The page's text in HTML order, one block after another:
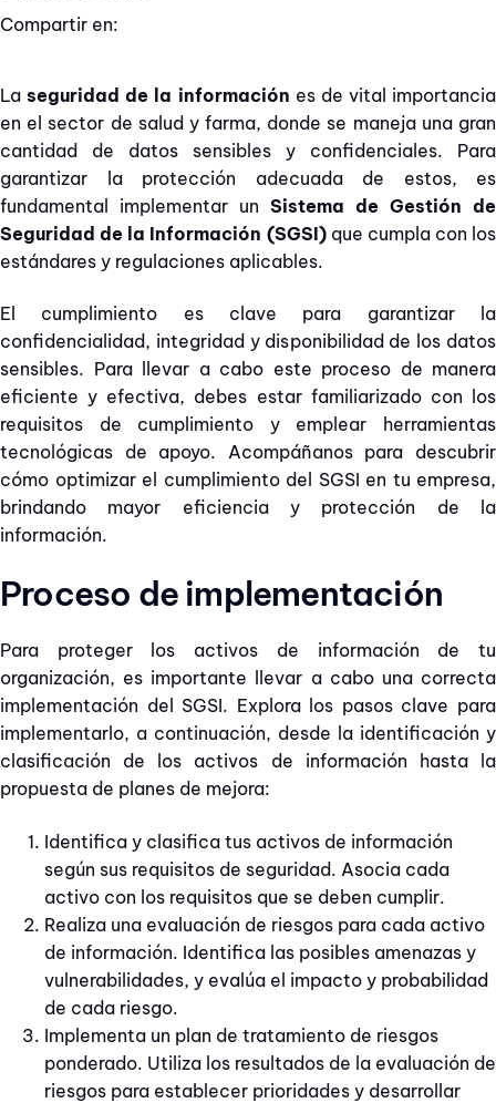
Compartir en:
Laseguridad de la información es de vital importancia
en el sector de salud y farma, donde se maneja una gran
cantidad de datos sensibles y confidenciales. Para
garantizar la protección adecuada de estos, es
fundamental implementar un Sistema de Gestión de
Seguridad de la Información (SGSI)que cumpla con los
estándares y regulaciones aplicables.
El cumplimiento es clave para garantizar la
confidencialidad, integridad y disponibilidad de los datos
sensibles. Para llevar a cabo este proceso de manera
eficiente y efectiva, debes estar familiarizado con los
requisitos de cumplimiento y emplear herramientas
tecnológicas de apoyo. Acompáñanos para descubrir
cómo optimizar el cumplimiento del SGSI en tu empresa,
brindando mayor eficiencia y protección de la
información.
Proceso de implementación
Para proteger los activos de información de tu
organización, es importante llevar a cabo una correcta
implementación del SGSI. Explora los pasos clave para
implementarlo, a continuación, desde la identificación y
clasificación de los activos de información hasta la
propuesta de planes de mejora:
Identifica y clasifica tus activos de información
según sus requisitos de seguridad. Asocia cada
activo con los requisitos que se deben cumplir.
Realiza una evaluación de riesgos para cada activo
de información. Identifica las posibles amenazas y
vulnerabilidades, y evalúa el impacto y probabilidad
de cada riesgo.
Implementa un plan de tratamiento de riesgos
ponderado. Utiliza los resultados de la evaluación de
riesgos para establecer prioridades y desarrollar